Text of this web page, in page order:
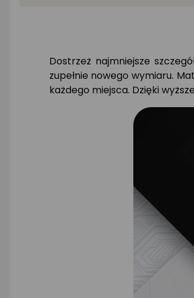
Dostrzeż najmniejsze
zupełnie nowego wymiaru.
każdego miejsca. Dzięki